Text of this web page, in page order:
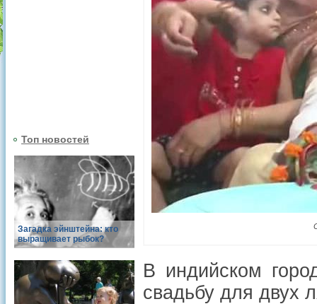
Топ новостей
Загадка эйнштейна: кто
выращивает рыбок?
В индийском
свадьбу для двух